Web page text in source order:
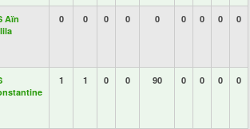
Aïn
0 0 0 0 0 0 0 0 0
1 1 0 0 90 0 0 0 0